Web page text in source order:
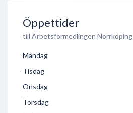
Öppettider
till Arbetsförmedlingen Norrköping
Måndag
Tisdag
Onsdag
Torsdag